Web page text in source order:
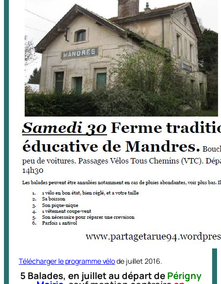
Télécharger le programme vélode juillet 2016.
5 Balades, en juilletau départ dePérigny